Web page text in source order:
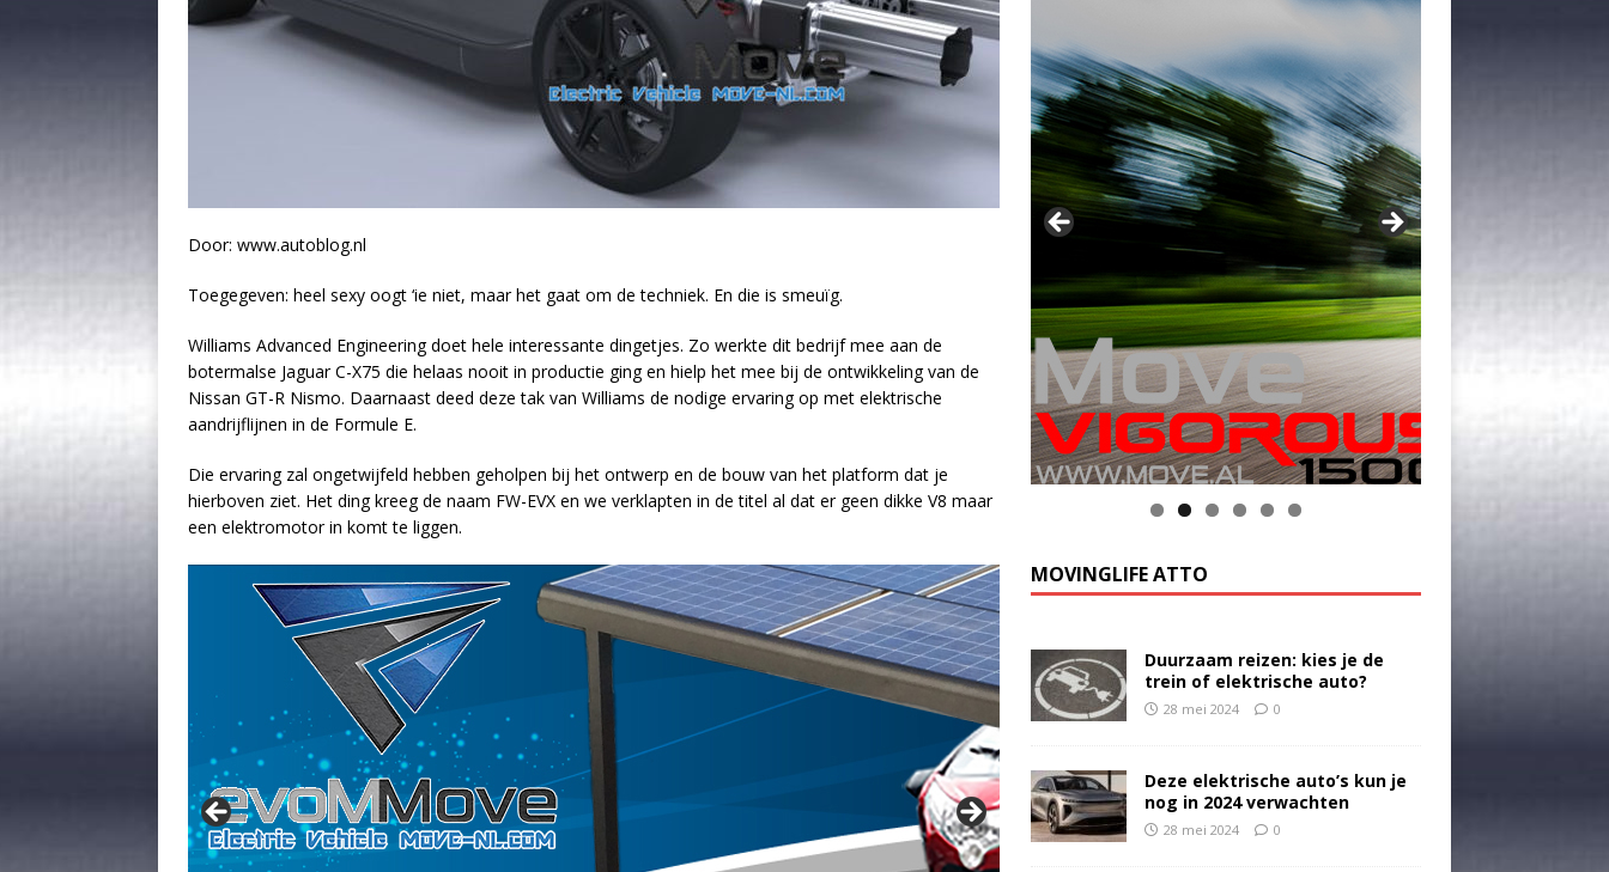
Door: www.autoblog.nl
Toegegeven: heel sexy oogt ‘ie niet, maar het gaat om de techniek. En die is smeuïg.
Williams Advanced Engineering doet hele interessante dingetjes. Zo werkte dit bedrijf mee aan de
botermalse Jaguar C-X75 die helaas nooit in productie ging en hielp het mee bij de ontwikkeling van de
Nissan GT-R Nismo. Daarnaast deed deze tak van Williams de nodige ervaring op met elektrische
aandrijflijnen in de Formule E.
Die ervaring zal ongetwijfeld hebben geholpen bij het ontwerp en de bouw van het platform dat je
hierboven ziet. Het ding kreeg de naam FW-EVX en we verklapten in de titel al dat er geen dikke V8 maar
een elektromotor in komt te liggen.
MOVINGLIFE ATTO
Duurzaam reizen: kies je de
trein of elektrische auto?
28 mei 2024 0
Deze elektrische auto’s kun je
nog in 2024 verwachten
28 mei 2024 0